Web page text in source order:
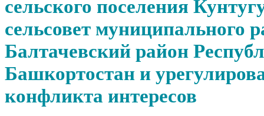
сельского поселения
сельсовет муниципального
Балтачевский район
Башкортостан и
конфликта интересов